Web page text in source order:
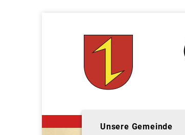
Unsere Gemeinde